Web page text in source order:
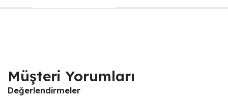
Müşteri Yorumları
Değerlendirmeler